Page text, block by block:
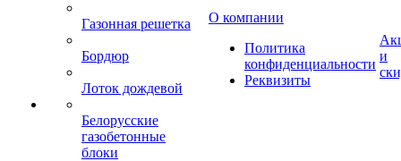
Газонная решетка
Бордюр
Лоток дождевой
Белорусские
газобетонные
блоки
О компании
Политика
конфиденциальности
Реквизиты
и